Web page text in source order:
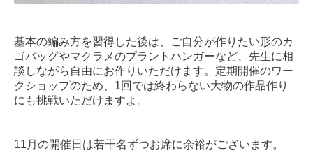
基本の編み方を習得した後は、ご自分が作りたい形のカ
ゴバッグやマクラメのプラントハンガーなど、先生に相
談しながら自由にお作りいただけます。定期開催のワー
クショップのため、1回では終わらない大物の作品作り
にも挑戦いただけますよ。
11月の開催日は若干名ずつお席に余裕がございます。